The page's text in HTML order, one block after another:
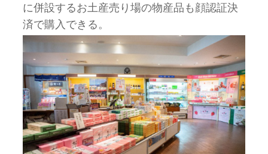
に併設するお土産売り場の物産品も顔認証決
済で購入できる。